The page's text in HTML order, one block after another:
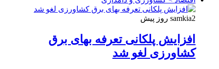
samkia2 روز پیش
افزایش پلکانی تعرفه بهای برق
کشاورزی لغو شد